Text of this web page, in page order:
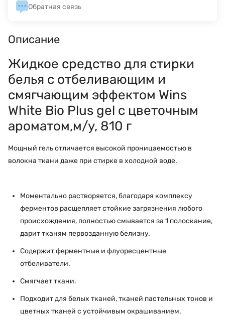
Обратная связь
Описание
Жидкое средство для стирки
белья с отбеливающим и
смягчающим эффектом Wins
White Bio Plus gel с цветочным
ароматом,м/у, 810 г
Мощный гель отличается высокой проницаемостью в
волокна ткани даже при стирке в холодной воде.
Моментально растворяется, благодаря комплексу
ферментов расщепляет стойкие загрязнения любого
происхождения, полностью смывается за 1 полоскание,
дарит тканям первозданную белизну.
Содержит ферментные и флуоресцентные
отбеливатели.
Смягчает ткани.
Подходит для белых тканей, тканей пастельных тонов и
цветных тканей с устойчивым окрашиванием.